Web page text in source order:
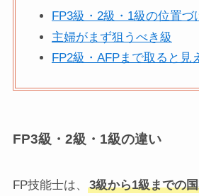
FP3級・2級・1級の位置づ
主婦がまず狙うべき級
FP2級・AFPまで取ると見
FP3級・2級・1級の違い
FP技能士は、 3級から1級までの